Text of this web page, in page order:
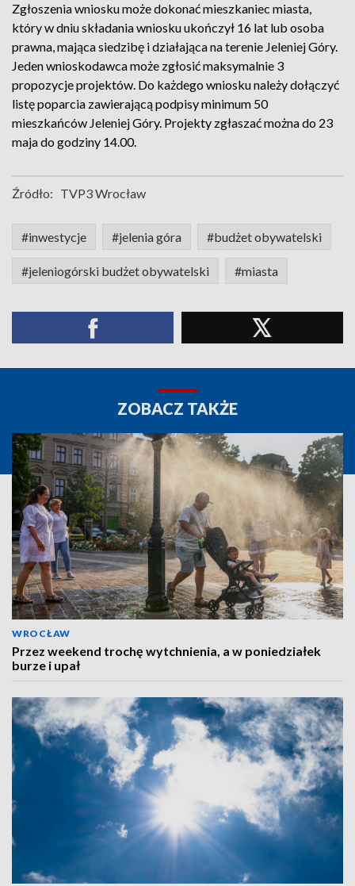
Zgłoszenia wniosku może dokonać mieszkaniec miasta,
który w dniu składania wniosku ukończył 16 lat lub osoba
prawna, mająca siedzibę i działająca na terenie Jeleniej Góry.
Jeden wnioskodawca może zgłosić maksymalnie 3
propozycje projektów. Do każdego wniosku należy dołączyć
listę poparcia zawierającą podpisy minimum 50
mieszkańców Jeleniej Góry. Projekty zgłaszać można do 23
maja do godziny 14.00.
Źródło: TVP3 Wrocław
#inwestycje #jelenia góra #budżet obywatelski
#jeleniogórski budżet obywatelski #miasta
ZOBACZ TAKŻE
WROCŁAW
Przez weekend trochę wytchnienia, a w poniedziałek
burze i upał